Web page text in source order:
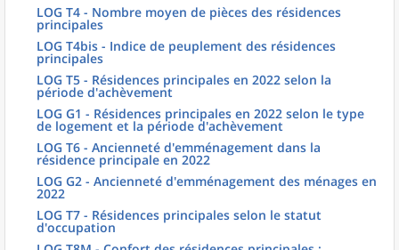
LOG T4 - Nombre moyen de pièces des résidences
principales
LOG T4bis - Indice de peuplement des résidences
principales
LOG T5 - Résidences principales en 2022 selon la
période d'achèvement
LOG G1 - Résidences principales en 2022 selon le type
de logement et la période d'achèvement
LOG T6 - Ancienneté d'emménagement dans la
résidence principale en 2022
LOG G2 - Ancienneté d'emménagement des ménages en
2022
LOG T7 - Résidences principales selon le statut
d'occupation